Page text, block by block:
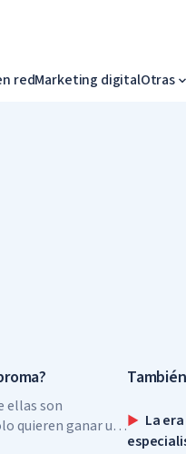
redMarketing digitalOtras
ellas son
quieren ganar un
La